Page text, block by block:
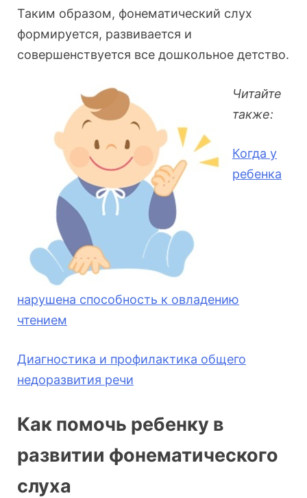
Таким образом, фонематический слух
формируется, развивается и
совершенствуется все дошкольное детство.
Читайте
также:
Когда у
ребенка
нарушена способность к овладению
чтением
Диагностика и профилактика общего
недоразвития речи
Как помочь ребенку в
развитии фонематического
слуха